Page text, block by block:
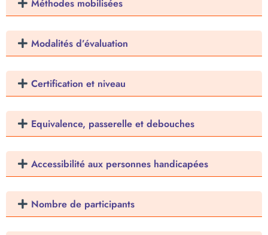
Méthodes mobilisées
Modalités d’évaluation
Certification et niveau
Equivalence, passerelle et debouches
Accessibilité aux personnes handicapées
Nombre de participants